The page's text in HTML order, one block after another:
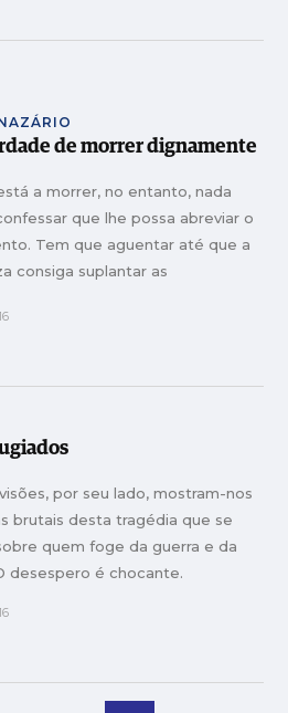
de morrer dignamente
a morrer, no entanto, nada
que lhe possa abreviar o
Tem que aguentar até que a
consiga suplantar as
a vida moribunda para lá
por seu lado, mostram-nos
brutais desta tragédia que se
quem foge da guerra e da
desespero é chocante.